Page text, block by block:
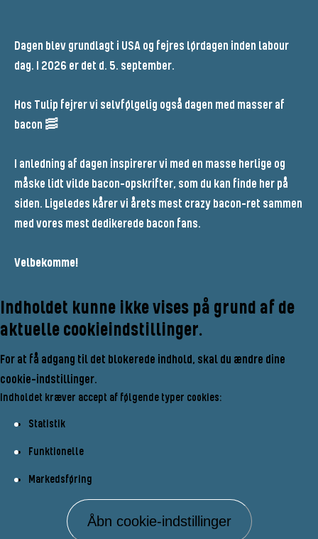
Dagen blev grundlagt i USA og fejres lørdagen inden labour
dag. I 2026 er det d. 5. september.
Hos Tulip fejrer vi selvfølgelig også dagen med masser af
bacon 🥓
I anledning af dagen inspirerer vi med en masse herlige og
måske lidt vilde bacon-opskrifter, som du kan finde her på
siden. Ligeledes kårer vi årets mest crazy bacon-ret sammen
med vores mest dedikerede bacon fans.
Velbekomme!
Indholdet kunne ikke vises på grund af de
aktuelle cookieindstillinger.
For at få adgang til det blokerede indhold, skal du ændre dine
cookie-indstillinger.
Indholdet kræver accept af følgende typer cookies:
Statistik
Funktionelle
Markedsføring
Åbn cookie-indstillinger